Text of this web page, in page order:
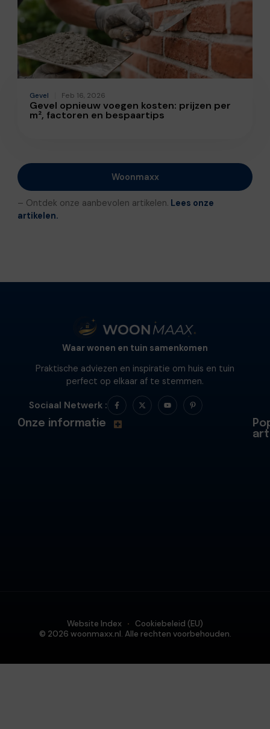
Gevel Feb 16, 2026
Gevel opnieuw voegen kosten: prijzen per
m², factoren en bespaartips
Woonmaxx
– Ontdek onze aanbevolen artikelen. Lees onze
artikelen.
Waar wonen en tuin samenkomen
Praktische adviezen en inspiratie om huis en tuin
perfect op elkaar af te stemmen.
Sociaal Netwerk :
Onze informatie
© 2026 woonmaxx.nl. Alle rechten voorbehouden.
Website Index Cookiebeleid (EU)